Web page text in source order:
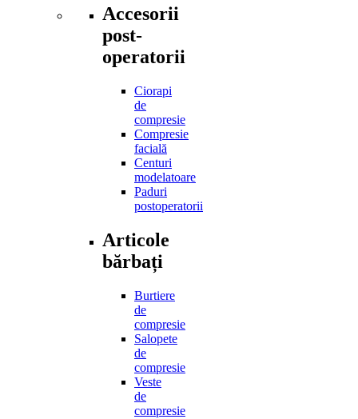
Accesorii
post-
operatorii
Ciorapi
de
compresie
Compresie
facială
Centuri
modelatoare
Paduri
postoperatorii
Articole
bărbați
Burtiere
de
compresie
Salopete
de
compresie
Veste
de
compresie